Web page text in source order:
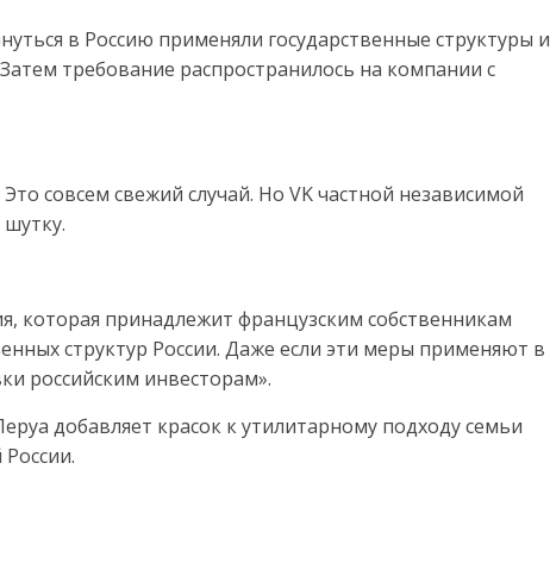
в Россию применяли государственные структуры и
требование распространилось на компании с
Это совсем свежий случай. Но VK частной независимой
которая принадлежит французским собственникам
структур России. Даже если эти меры применяют в
российским инвесторам».
добавляет красок к утилитарному подходу семьи